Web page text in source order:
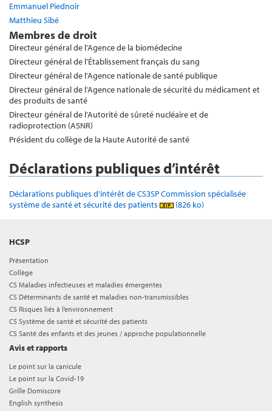
Emmanuel Piednoir
Matthieu Sibé
Membres de droit
Directeur général de l’Agence de la biomédecine
Directeur général de l’Établissement français du sang
Directeur général de l’Agence nationale de santé publique
Directeur général de l’Agence nationale de sécurité du médicament et
des produits de santé
Directeur général de l’Autorité de sûreté nucléaire et de
radioprotection (ASNR)
Président du collège de la Haute Autorité de santé
Déclarations publiques d’intérêt
Déclarations publiques d'intérêt de CS3SP Commission spécialisée
système de santé et sécurité des patients
(826 ko)
HCSP
Présentation
Collège
CS Maladies infectieuses et maladies émergentes
CS Déterminants de santé et maladies non-transmissibles
CS Risques liés à l’environnement
CS Système de santé et sécurité des patients
CS Santé des enfants et des jeunes / approche populationnelle
Avis et rapports
Le point sur la canicule
Le point sur la Covid-19
Grille Domiscore
English synthesis